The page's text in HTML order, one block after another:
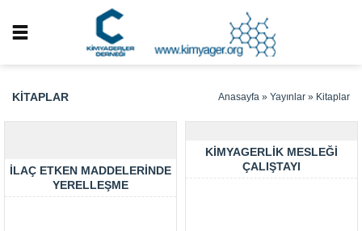
KITAPLAR Anasayfa » Yayınlar » Kitaplar
İLAÇ ETKEN MADDELERINDE
YERELLEŞME
KIMYAGERLIK MESLEĞI
ÇALIŞTAYI